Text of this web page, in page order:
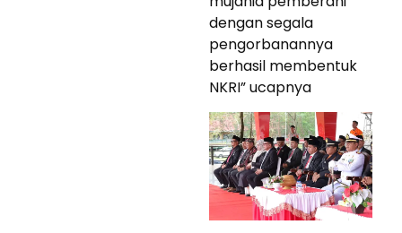
dengan segala
pengorbanannya
berhasil membentuk
NKRI” ucapnya